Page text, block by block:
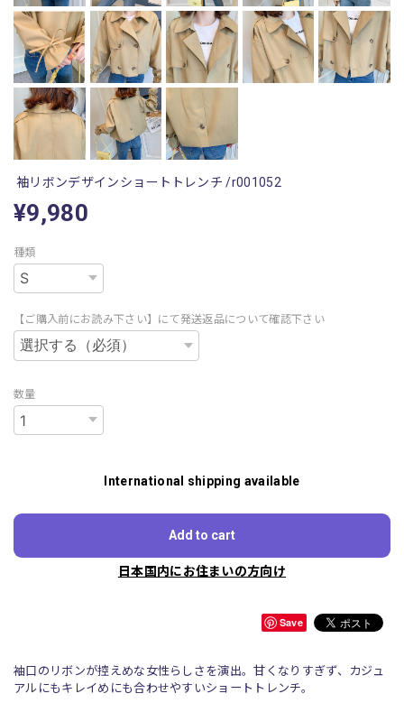
袖リボンデザインショートトレンチ /r001052
¥9,980
種類
【ご購入前にお読み下さい】にて発送返品について確認下さい
数量
International shipping available
Add to cart
日本国内にお住まいの方向け
Save
袖口のリボンが控えめな女性らしさを演出。甘くなりすぎず、カジュ
アルにもキレイめにも合わせやすいショートトレンチ。